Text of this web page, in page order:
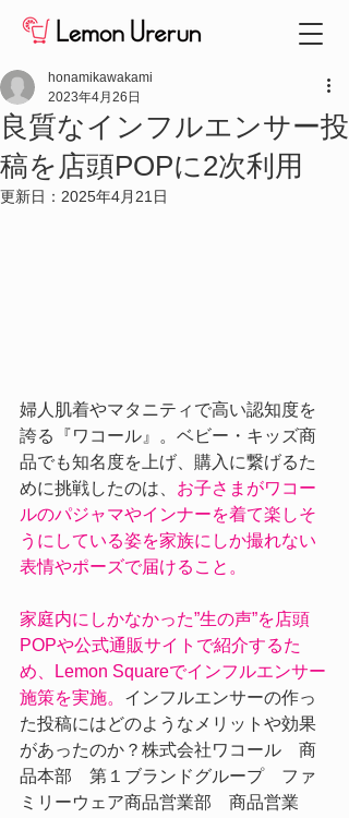
良質なインフルエンサー投
稿を店頭POPに2次利用
honamikawakami
2023年4月26日
更新日： 2025年4月21日
婦人肌着やマタニティで高い認知度を
誇る『ワコール』。ベビー・キッズ商
品でも知名度を上げ、購入に繋げるた
めに挑戦したのは、 お子さまがワコー
ルのパジャマやインナーを着て楽しそ
うにしている姿を家族にしか撮れない
表情やポーズで届けること。
家庭内にしかなかった”生の声”を店頭
POPや公式通販サイトで紹介するた
め、Lemon Squareでインフルエンサー
施策を実施。 インフルエンサーの作っ
た投稿にはどのようなメリットや効果
があったのか？株式会社ワコール　商
品本部　第１ブランドグループ　ファ
ミリーウェア商品営業部　商品営業